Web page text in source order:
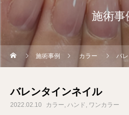
施術事
施術事例 カラー バ
バレンタインネイル
2022.02.10 カラー ハンド ワンカラー